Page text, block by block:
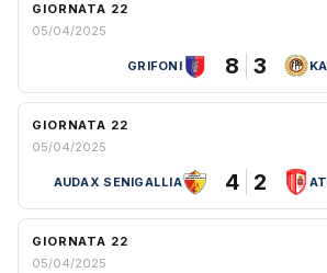
GIORNATA 22
05/04/2025
GRIFONI 8 3
GIORNATA 22
05/04/2025
AUDAX SENIGALLIA 4 2
GIORNATA 22
05/04/2025